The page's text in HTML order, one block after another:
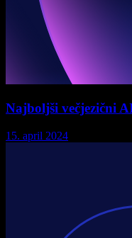
Najboljši večjezični
15. april 2024